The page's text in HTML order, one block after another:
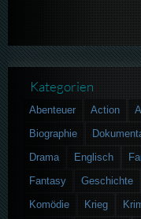
Kategorien
Abenteuer Action
Biographie
Drama
Englisch
Fantasy
Geschichte
Komödie
Krieg